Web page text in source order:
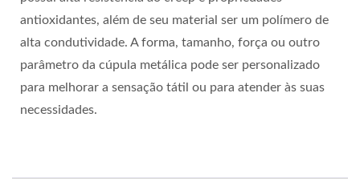
antioxidantes, além de seu material ser um polímero de
alta condutividade. A forma, tamanho, força ou outro
parâmetro da cúpula metálica pode ser personalizado
para melhorar a sensação tátil ou para atender às suas
necessidades.